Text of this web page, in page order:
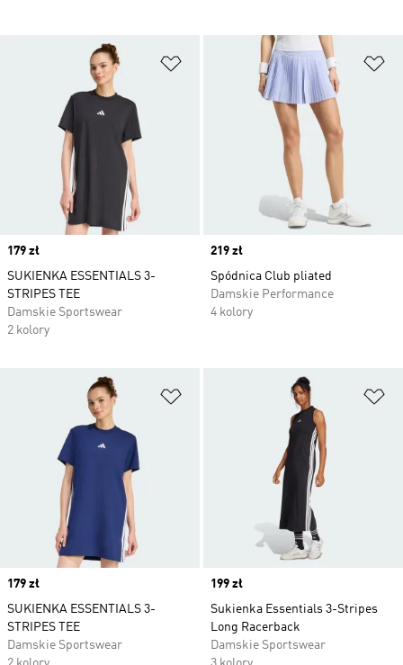
Dodaj do listy życzeń
Price
179 zł
SUKIENKA ESSENTIALS 3-
STRIPES TEE
Damskie Sportswear
2 kolory
Price
219 zł
Spódnica Club pliated
Damskie Performance
4 kolory
Dodaj do listy życzeń
Price
179 zł
SUKIENKA ESSENTIALS 3-
STRIPES TEE
Damskie Sportswear
Price
199 zł
Sukienka Essentials 3-Stripes
Long Racerback
Damskie Sportswear